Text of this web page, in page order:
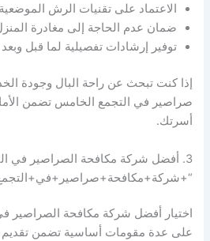
الاعتماد على تقنيات الرش
ضمان عدم الحاجة إلى مغادرة
توفير إرشادات تفصيلية لما قبل
إذا كنت تبحث عن راحة البال وجودة
صراصير في التجمع الخامس تضمن
أسرتك.
3. أفضل شركة مكافحة الصراصير في
اختيار أفضل شركة مكافحة الصراصير
على عدة مقومات أساسية تضمن تقديم